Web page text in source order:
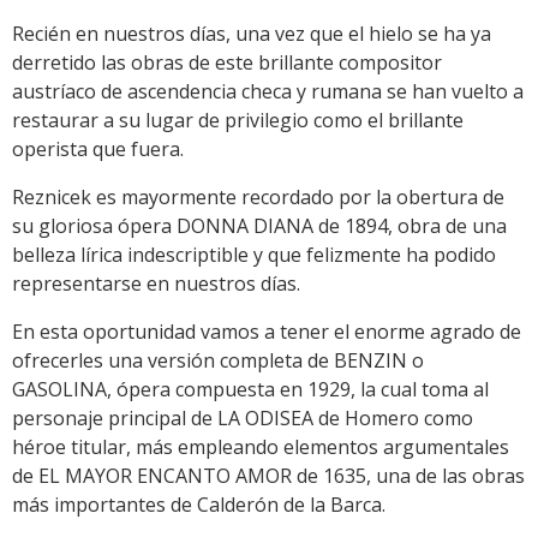
Recién en nuestros días, una vez que el hielo se ha ya
derretido las obras de este brillante compositor
austríaco de ascendencia checa y rumana se han vuelto a
restaurar a su lugar de privilegio como el brillante
operista que fuera.
Reznicek es mayormente recordado por la obertura de
su gloriosa ópera DONNA DIANA de 1894, obra de una
belleza lírica indescriptible y que felizmente ha podido
representarse en nuestros días.
En esta oportunidad vamos a tener el enorme agrado de
ofrecerles una versión completa de BENZIN o
GASOLINA, ópera compuesta en 1929, la cual toma al
personaje principal de LA ODISEA de Homero como
héroe titular, más empleando elementos argumentales
de EL MAYOR ENCANTO AMOR de 1635, una de las obras
más importantes de Calderón de la Barca.